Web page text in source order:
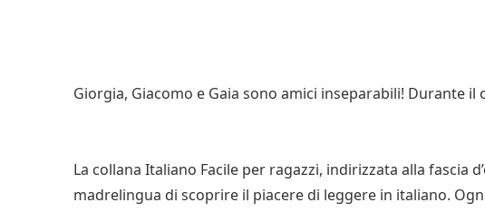
Giorgia, Giacomo e Gaia sono amici inseparabili! Durante
La collana Italiano Facile per ragazzi, indirizzata alla
madrelingua di scoprire il piacere di leggere in italiano.